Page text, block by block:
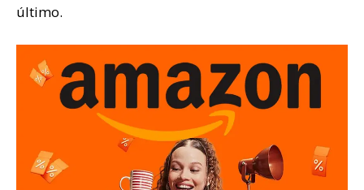
último.